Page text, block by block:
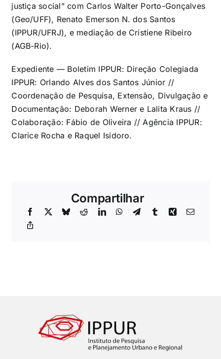
justiça social” com Carlos Walter Porto-Gonçalves
(Geo/UFF), Renato Emerson N. dos Santos
(IPPUR/UFRJ), e mediação de Cristiene Ribeiro
(AGB-Rio).
Expediente — Boletim IPPUR: Direção Colegiada
IPPUR: Orlando Alves dos Santos Júnior //
Coordenação de Pesquisa, Extensão, Divulgação e
Documentação: Deborah Werner e Lalita Kraus //
Colaboração: Fábio de Oliveira // Agência IPPUR:
Clarice Rocha e Raquel Isidoro.
Compartilhar